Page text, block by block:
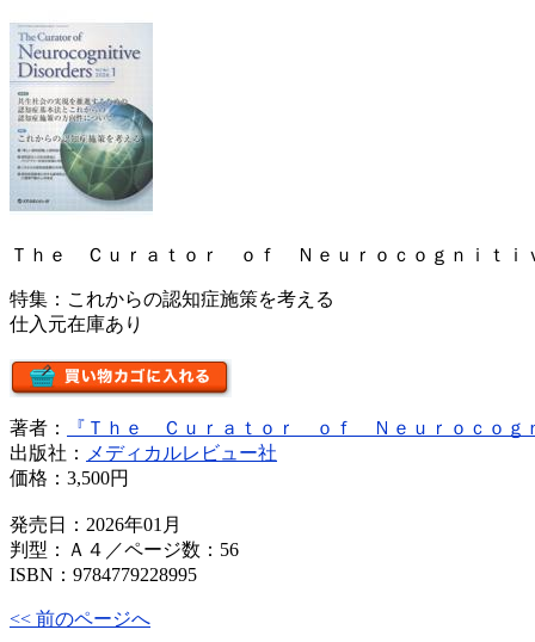
Ｔｈｅ Ｃｕｒａｔｏｒ ｏｆ Ｎｅｕｒｏｃｏｇｎｉｔ
特集：これからの認知症施策を考える
仕入元在庫あり
著者：
『Ｔｈｅ Ｃｕｒａｔｏｒ ｏｆ Ｎｅｕｒｏｃｏｇ
出版社：
メディカルレビュー社
価格： 3,500円
発売日：2026年01月
判型：Ａ４／ページ数：56
ISBN：9784779228995
<< 前のページへ